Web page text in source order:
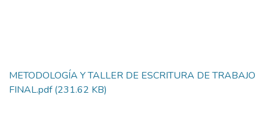
METODOLOGÍA Y TALLER DE ESCRITURA DE TRABAJO
FINAL.pdf(231.62 KB)